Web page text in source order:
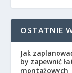
OSTATNIE
Jak
by zapewnić
montażowych